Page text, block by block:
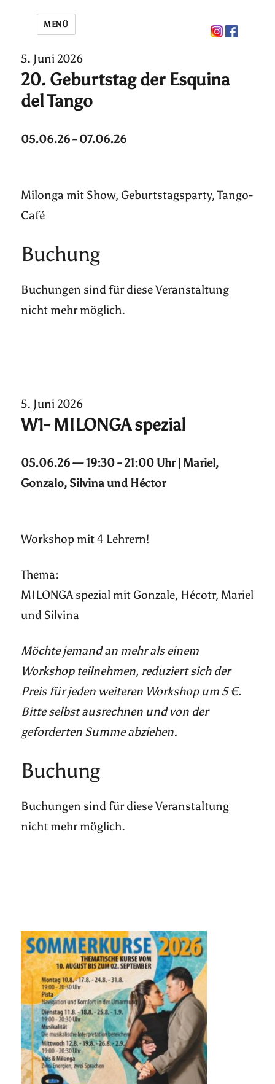
MENÜ
5. Juni 2026
20. Geburtstag der Esquina
del Tango
05.06.26 - 07.06.26
Milonga mit Show, Geburtstagsparty, Tango-
Café
Buchung
Buchungen sind für diese Veranstaltung
nicht mehr möglich.
5. Juni 2026
W1- MILONGA spezial
05.06.26 — 19:30 - 21:00 Uhr | Mariel,
Gonzalo, Silvina und Héctor
Workshop mit 4 Lehrern!
Thema:
MILONGA spezial mit Gonzale, Hécotr, Mariel
und Silvina
Möchte jemand an mehr als einem
Workshop teilnehmen, reduziert sich der
Preis für jeden weiteren Workshop um 5 €.
Bitte selbst ausrechnen und von der
geforderten Summe abziehen.
Buchung
Buchungen sind für diese Veranstaltung
nicht mehr möglich.